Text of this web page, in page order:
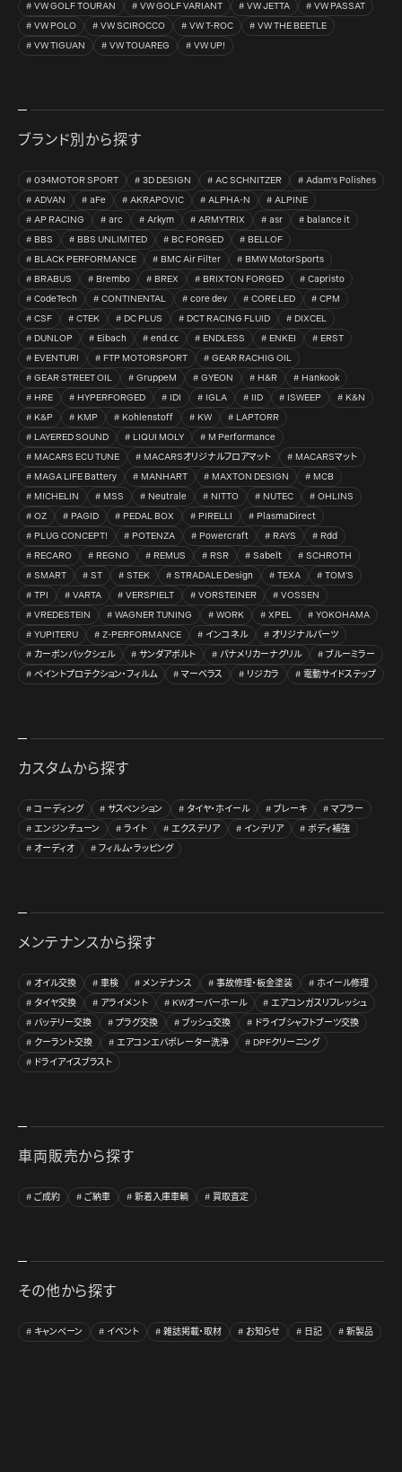
VW GOLF TOURAN VW GOLF VARIANT VW JETTA
VW PASSAT
VW POLO
VW SCIROCCO VW T-ROC
VW THE BEETLE
VW TIGUAN
VW TOUAREG VW UP!
ブランド別から探す
034MOTOR SPORT 3D DESIGN AC SCHNITZER
Adam's Polishes
ADVAN
aFe AKRAPOVIC ALPHA-N
ALPINE
AP RACING
arc Arkym ARMYTRIX asr
balance it
BBS
BBS UNLIMITED BC FORGED
BELLOF
BLACK PERFORMANCE
BMC Air Filter
BMW MotorSports
BRABUS
Brembo BREX BRIXTON FORGED
Capristo
CodeTech
CONTINENTAL core dev CORE LED
CPM
CSF
CTEK DC PLUS DCT RACING FLUID
DIXCEL
DUNLOP
Eibach end.㏄ ENDLESS ENKEI
ERST
EVENTURI
FTP MOTORSPORT
GEAR RACHIG OIL
GEAR STREET OIL
GruppeM GYEON H&R
Hankook
HRE
HYPERFORGED IDI IGLA IID ISWEEP
K&N
K&P
KMP Kohlenstoff KW
LAPTORR
LAYERED SOUND
LIQUI MOLY
M Performance
MACARS ECU TUNE
MACARSオリジナルフロアマット
MACARSマット
MAGA LIFE Battery
MANHART MAXTON DESIGN
MCB
MICHELIN
MSS Neutrale NITTO NUTEC
OHLINS
OZ
PAGID PEDAL BOX PIRELLI
PlasmaDirect
PLUG CONCEPT!
POTENZA Powercraft RAYS
Rdd
RECARO
REGNO REMUS RSR Sabelt
SCHROTH
SMART
ST STEK STRADALE Design TEXA
TOM’S
TPI
VARTA VERSPIELT VORSTEINER
VOSSEN
VREDESTEIN
WAGNER TUNING WORK XPEL
YOKOHAMA
YUPITERU
Z-PERFORMANCE インコネル
オリジナルパーツ
カーボンバックシェル
サンダアボルト パナメリカーナグリル
ブルーミラー
ペイントプロテクション・フィルム
マーベラス リジカラ 電動サイドステップ
カスタムから探す
コーディング サスペンション タイヤ・ホイール ブレーキ
マフラー
エンジンチューン
ライト エクステリア インテリア
ボディ補強
オーディオ
フィルム・ラッピング
メンテナンスから探す
オイル交換 車検 メンテナンス 事故修理・板金塗装
ホイール修理
タイヤ交換
アライメント KWオーバーホール
エアコンガスリフレッシュ
バッテリー交換
プラグ交換 ブッシュ交換
ドライブシャフトブーツ交換
クーラント交換
エアコンエバポレーター洗浄
DPFクリーニング
ドライアイスブラスト
車両販売から探す
ご成約 ご納車 新着入庫車輌 買取査定
その他から探す
キャンペーン イベント 雑誌掲載・取材 お知らせ 日記 新製品